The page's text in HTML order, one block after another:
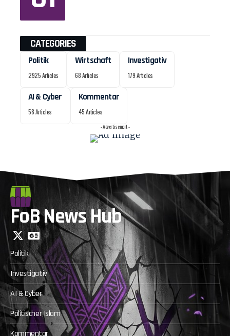
CATEGORIES
Politik
2925 Articles
Wirtschaft
68 Articles
Investigativ
179 Articles
AI & Cyber
58 Articles
Kommentar
45 Articles
- Advertisement -
FoB News Hub
Politik
Investigativ
AI & Cyber
Politischer Islam
Kommentar